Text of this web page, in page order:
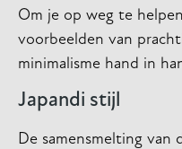
Om je op weg te
voorbeelden van
minimalisme hand in
Japandi stijl
De samensmelting van